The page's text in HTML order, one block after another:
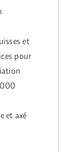
et
pour
et axé